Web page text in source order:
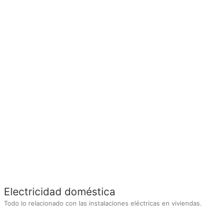
Electricidad doméstica
Todo lo relacionado con las instalaciones eléctricas en viviendas.